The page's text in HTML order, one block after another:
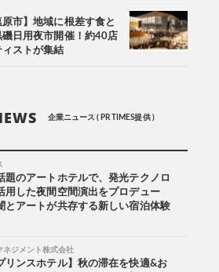
原市】地域に根差す食と
日用夜市開催！約40店
ストが集結
企業ニュース ( PR TIMES提供 )
題のアートホテルで、発光テクノロ
用した夜間空間演出をプロデュー
とアートが共存する新しい宿泊体験
ネジメント株式会社
リンスホテル】秋の滞在を快適&お